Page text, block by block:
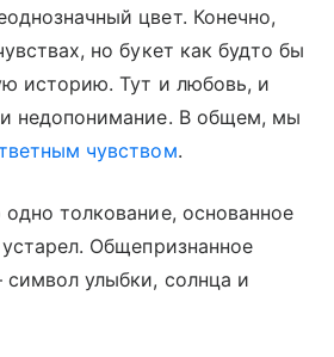
цвет. Конечно,
но букет как будто бы
историю. Тут и любовь, и
недопонимание. В общем, мы
чувством.
толкование, основанное
Общепризнанное
улыбки, солнца и